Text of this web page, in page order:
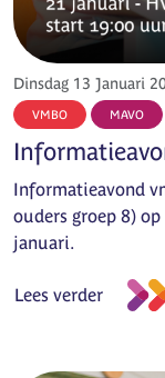
Dinsdag 13 Januari
VMBO MAVO
Informatieavond
ouders groep 8) op
januari.
Lees verder